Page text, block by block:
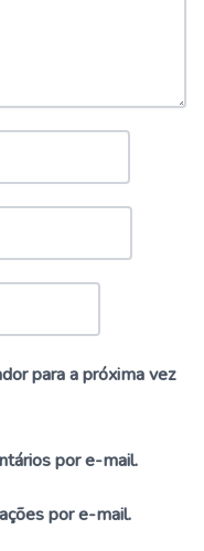
para a próxima vez
por e-mail.
por e-mail.